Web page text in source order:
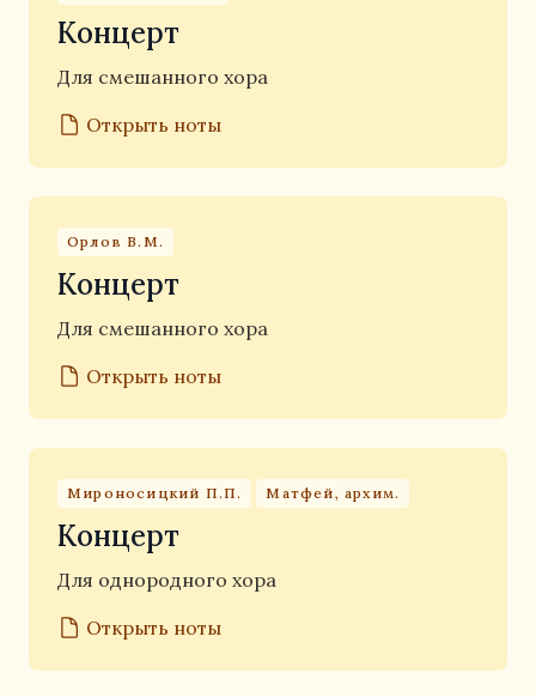
Концерт
Для смешанного хора
Открыть ноты
Орлов В.М.
Концерт
Для смешанного хора
Открыть ноты
Мироносицкий П.П. Матфей, архим.
Концерт
Для однородного хора
Открыть ноты